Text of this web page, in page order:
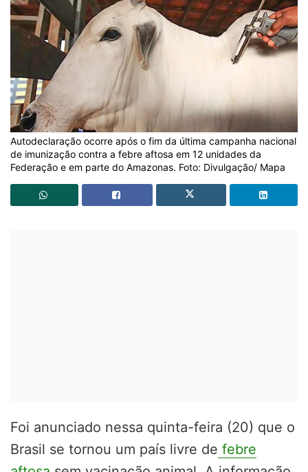
Autodeclaração ocorre após o fim da última campanha nacional
de imunização contra a febre aftosa em 12 unidades da
Federação e em parte do Amazonas. Foto: Divulgação/ Mapa
Foi anunciado nessa quinta-feira (20) que o
Brasil se tornou um país livre de febre